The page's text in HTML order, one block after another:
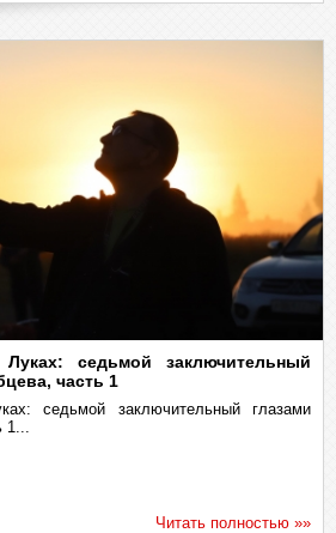
седьмой заключительный
часть 1
седьмой заключительный глазами
1...
Читать полностью »»